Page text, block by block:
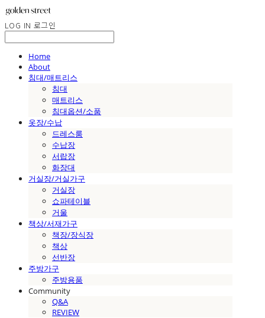
LOG IN 로그인
Home
About
침대/매트리스
침대
매트리스
침대옵션/소품
옷장/수납
드레스룸
수납장
서랍장
화장대
거실장/거실가구
거실장
쇼파테이블
거울
책상/서재가구
책장/장식장
책상
선반장
주방가구
주방용품
Community
Q&A
REVIEW